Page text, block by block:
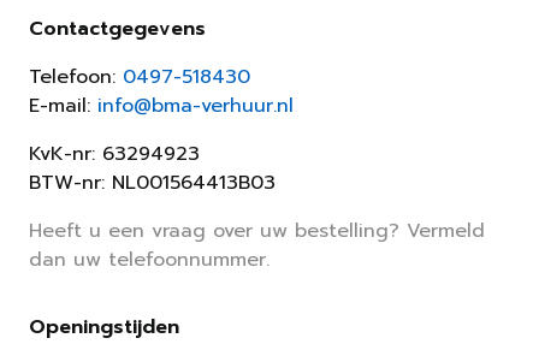
Contactgegevens
Telefoon: 0497-518430
E-mail: info@bma-verhuur.nl
KvK-nr: 63294923
BTW-nr: NL001564413B03
Heeft u een vraag over uw bestelling? Vermeld
dan uw telefoonnummer.
Openingstijden